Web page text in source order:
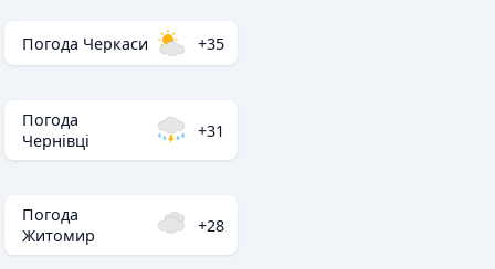
Погода Черкаси +35
Погода
Чернівці
+31
Погода
Житомир
+28